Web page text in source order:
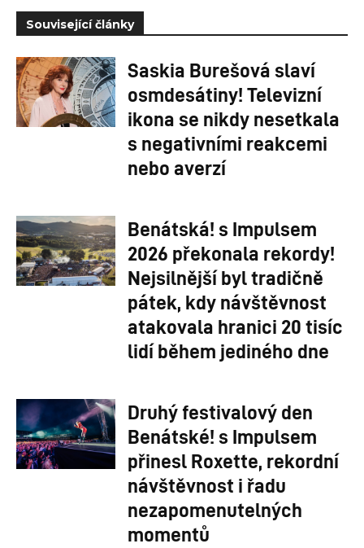
Související články
Saskia Burešová slaví
osmdesátiny! Televizní
ikona se nikdy nesetkala
s negativními reakcemi
nebo averzí
Benátská! s Impulsem
2026 překonala rekordy!
Nejsilnější byl tradičně
pátek, kdy návštěvnost
atakovala hranici 20 tisíc
lidí během jediného dne
Druhý festivalový den
Benátské! s Impulsem
přinesl Roxette, rekordní
návštěvnost i řadu
nezapomenutelných
momentů